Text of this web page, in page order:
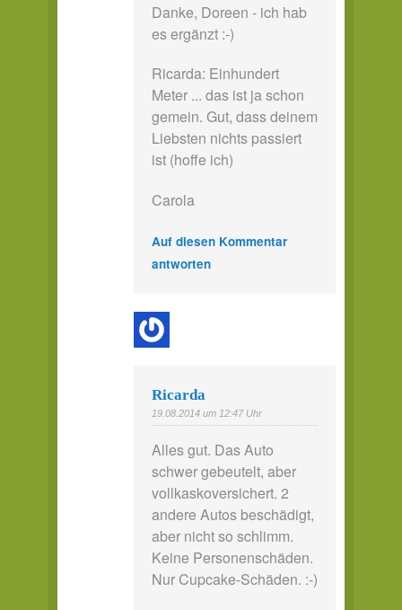
Danke, Doreen - ich hab
es ergänzt :-)
Ricarda: Einhundert
Meter ... das ist ja schon
gemein. Gut, dass deinem
Liebsten nichts passiert
ist (hoffe ich)
Carola
Auf diesen Kommentar
antworten
Ricarda
19.08.2014 um 12:47 Uhr
Alles gut. Das Auto
schwer gebeutelt, aber
vollkaskoversichert. 2
andere Autos beschädigt,
aber nicht so schlimm.
Keine Personenschäden.
Nur Cupcake-Schäden. :-)